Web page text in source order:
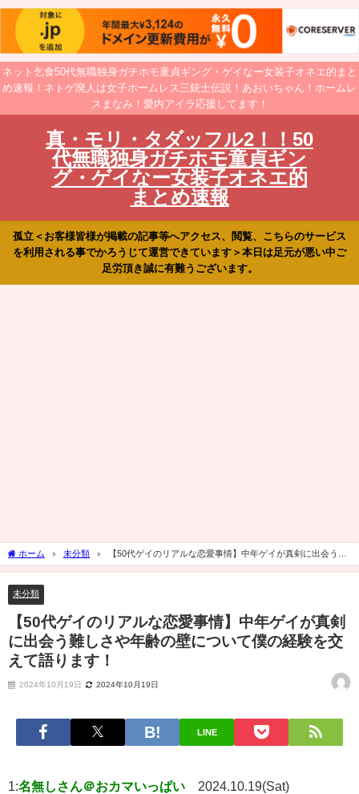
ネット乞食50代無職独身ガチホモ童貞ギング・ゲイなー女装子オネエ的まと
め速報！ネトゲ廃人は女子ホームレス三銃士伝説！あおいちゃん！ホームレ
スまなみ！愛内アイラ応援してます！
真・モリ・タダッフル2！！50
代無職独身ガチホモ童貞ギン
グ・ゲイなー女装子オネエ的
まとめ速報
孤立＜お客様皆様が掲載の記事等へアクセス、閲覧、こちらのサービス
を利用される事でかろうじて運営できています＞本日は足元が悪い中ご
足労頂き誠に有難うございます。
ホーム 未分類
【50代ゲイのリアルな恋愛事情】中年ゲイが真剣に出会う難
しさや年齢の壁について僕の経験を交えて語ります！
未分類
【50代ゲイのリアルな恋愛事情】中年ゲイが真剣
に出会う難しさや年齢の壁について僕の経験を交
えて語ります！
2024年10月19日 2024年10月19日
LINE
1:名無しさん＠おカマいっぱい
2024.10.19(Sat)